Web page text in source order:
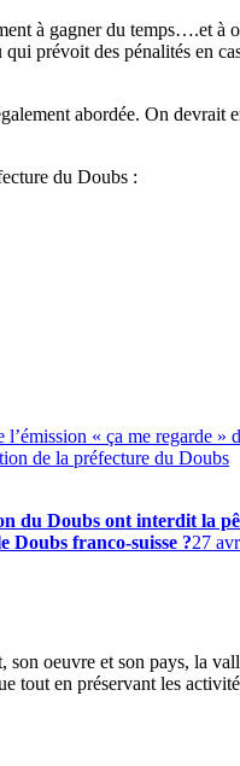
à gagner du temps….et
prévoit des pénalités en
abordée. On
du Doubs :
« ça me regarde »
de la préfecture du Doubs
du Doubs ont interdit la
Doubs franco-suisse ?27
oeuvre et son pays, la
en préservant les